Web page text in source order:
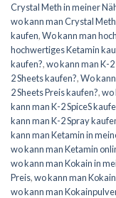
Crystal Meth in meiner
wo kann man Crystal
kaufen,Wo kann man
hochwertiges Ketamin
kaufen?,wo kann man K-
2 Sheets kaufen?,Wo
2 Sheets Preis kaufen?,wo
kann man K-2 SpiceS
kann man K-2 Spray
kann man Ketamin in
wo kann man Ketamin
wo kann man Kokain in
Preis,wo kann man
wo kann man